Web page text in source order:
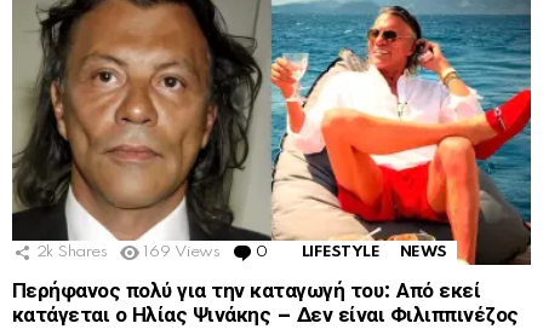
2k Shares 169 Views 0 Comments
LIFESTYLE NEWS
Περήφανος πολύ για την καταγωγή του: Από εκεί
κατάγεται ο Ηλίας Ψινάκης – Δεν είναι Φιλιππινέζος